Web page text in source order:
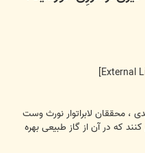
، محققان لابراتوار نورث وست
که در آن از گاز طبیعی بهره